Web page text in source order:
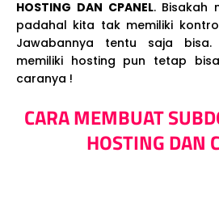
HOSTING DAN CPANEL. Bisakah
padahal kita tak memiliki
Jawabannya tentu saja
memiliki hosting pun tetap
caranya !
CARA MEMBUAT
HOSTING DAN